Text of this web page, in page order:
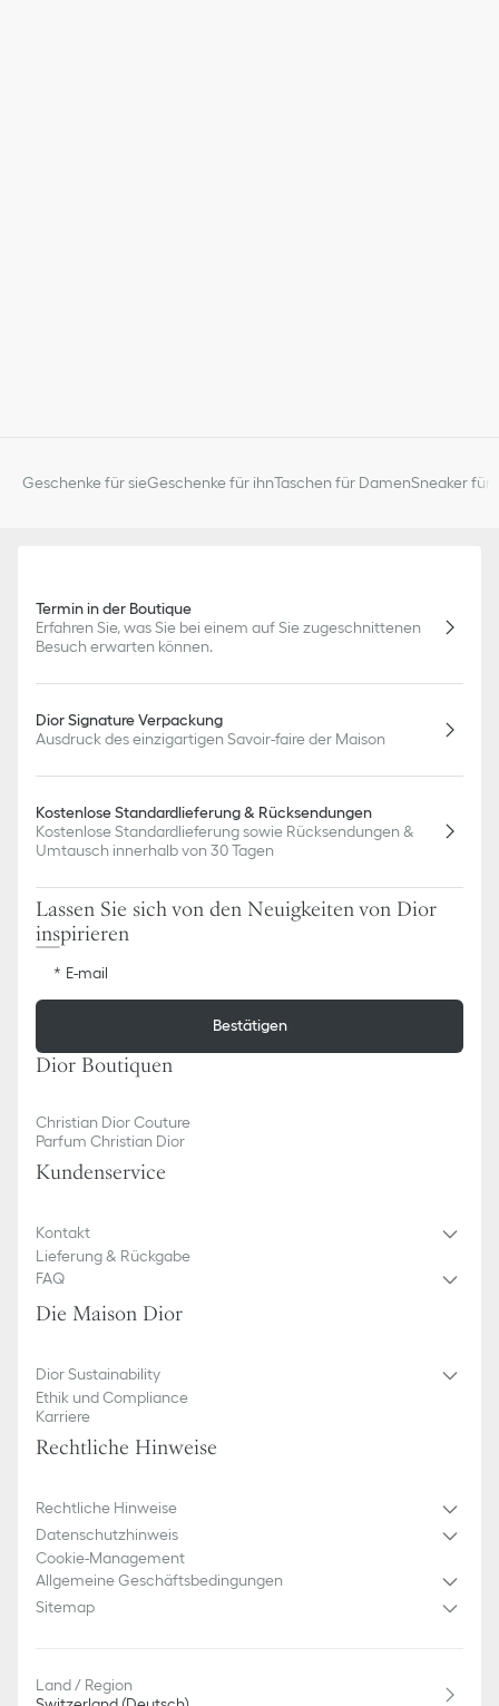
Geschenke für sieGeschenke für ihnTaschen für DamenSneaker für
Termin in der Boutique
Erfahren Sie, was Sie bei einem auf Sie zugeschnittenen
Besuch erwarten können.
Dior Signature Verpackung
Ausdruck des einzigartigen Savoir-faire der Maison
Kostenlose Standardlieferung & Rücksendungen
Kostenlose Standardlieferung sowie Rücksendungen &
Umtausch innerhalb von 30 Tagen
Lassen Sie sich von den Neuigkeiten von Dior
inspirieren
E-mail
Bestätigen
Dior Boutiquen
Christian Dior Couture
Parfum Christian Dior
Kundenservice
Kontakt
Lieferung & Rückgabe
FAQ
Die Maison Dior
Dior Sustainability
Ethik und Compliance
Karriere
Rechtliche Hinweise
Rechtliche Hinweise
Datenschutzhinweis
Cookie-Management
Allgemeine Geschäftsbedingungen
Sitemap
Land / Region